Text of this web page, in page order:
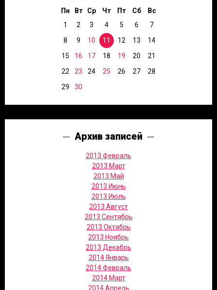
Пн Вт Ср Чт Пт Сб
Вс
1
2 3 4 5 6
7
8
9 10 11 12 13
14
15
16 17 18 19 20
21
22
23 24 25 26 27
28
29
30
Архив записей
2013 Февраль
2013 Март
2013 Май
2013 Июнь
2013 Июль
2013 Август
2013 Сентябрь
2013 Октябрь
2013 Ноябрь
2013 Декабрь
2014 Январь
2014 Февраль
2014 Март
2014 Апрель